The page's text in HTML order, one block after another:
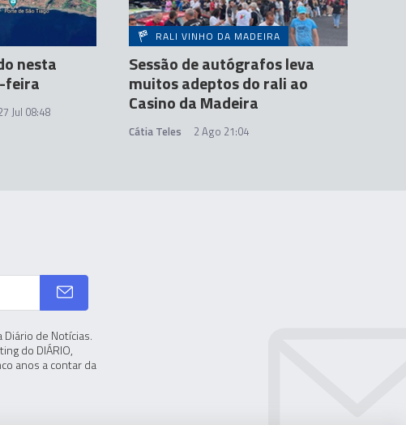
nesta
feira
Jul 08:48
RALI VINHO DA MADEIRA
Sessão de autógrafos leva
muitos adeptos do rali ao
Casino da Madeira
Cátia Teles 2 Ago 21:04
de Notícias.
do DIÁRIO,
anos a contar da